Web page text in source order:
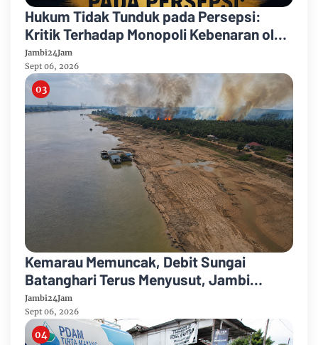
Hukum Tidak Tunduk pada Persepsi:
Kritik Terhadap Monopoli Kebenaran oleh
Media dan Aktivis
Jambi24Jam
Sept 06, 2026
Kemarau Memuncak, Debit Sungai
Batanghari Terus Menyusut, Jambi
Hadapi Ancaman Krisis Air Bersih dan
Karhutla
Jambi24Jam
Sept 06, 2026